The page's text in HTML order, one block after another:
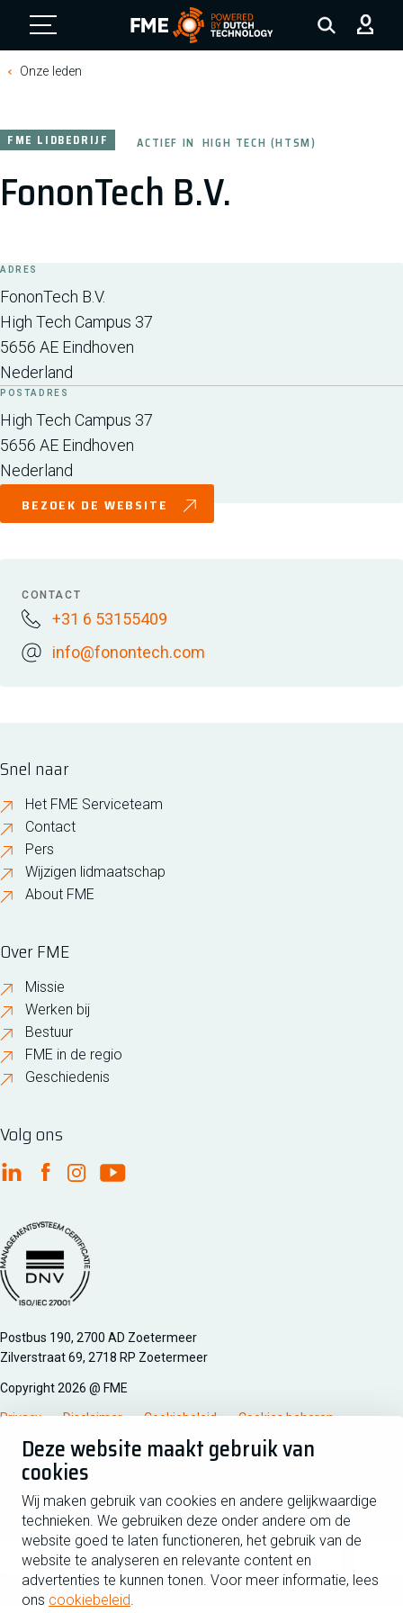
Deze website maakt gebruik van
cookies
Wij maken gebruik van cookies en andere gelijkwaardige
technieken. We gebruiken deze onder andere om de
website goed te laten functioneren, het gebruik van de
website te analyseren en relevante content en
advertenties te kunnen tonen. Voor meer informatie, lees
ons cookiebeleid.
FME Logo, to the homepage
Onze leden
FononTech B.V.
FME LIDBEDRIJF ACTIEF IN HIGH TECH (HTSM)
ADRES
FononTech B.V.
High Tech Campus 37
5656 AE Eindhoven
Nederland
POSTADRES
High Tech Campus 37
5656 AE Eindhoven
Nederland
BEZOEK DE WEBSITE
CONTACT
+31 6 53155409
info@fonontech.com
Snel naar
Het FME Serviceteam
Contact
Pers
Wijzigen lidmaatschap
About FME
Over FME
Missie
Werken bij
Bestuur
FME in de regio
Geschiedenis
Volg ons
FME Linkedin
FME Facebook
FME Instagram
FME Youtube
Managementsyteem certificatie DNV iso/iec 27001
Postbus 190, 2700 AD Zoetermeer
Zilverstraat 69, 2718 RP Zoetermeer
Copyright 2026 @ FME
Privacy Disclaimer Cookiebeleid Cookies beheren
Schrijf je in voor de nieuwsbrief
Voornaam
Achternaam